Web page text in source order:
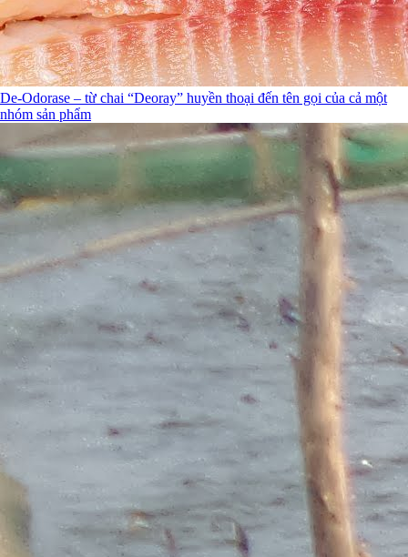
De-Odorase – từ chai “Deoray” huyền thoại đến tên gọi của cả một
nhóm sản phẩm